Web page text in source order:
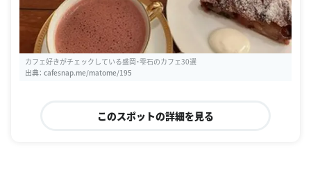
カフェ好きがチェックしている盛岡・雫石のカフェ30選
出典： cafesnap.me/matome/195
このスポットの詳細を見る